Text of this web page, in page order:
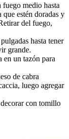
fuego medio hasta
estén doradas y
del fuego,
hasta tener
grande.
en un tazón para
de cabra
luego agregar
con tomillo